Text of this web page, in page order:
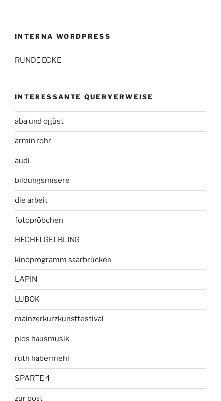
INTERNA WORDPRESS
RUNDE ECKE
INTERESSANTE QUERVERWEISE
aba und ogüst
armin rohr
audi
bildungsmisere
die arbeit
fotopröbchen
HECHELGELBLING
kinoprogramm saarbrücken
LAPIN
LUBOK
mainzerkurzkunstfestival
pios hausmusik
ruth habermehl
SPARTE 4
zur post